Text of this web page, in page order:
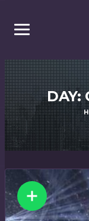
DAY: